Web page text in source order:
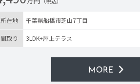
所在地 千葉県船橋市芝山7丁目
間取り 3LDK+屋上テラス